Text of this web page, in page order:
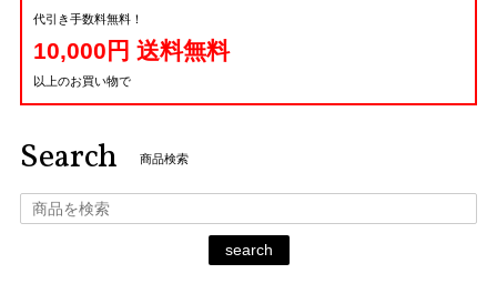
代引き手数料無料！
10,000円 送料無料
以上のお買い物で
Search 商品検索
search